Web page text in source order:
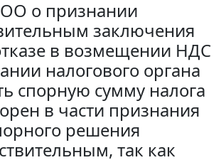
о признании
заключения
в возмещении НДС
налогового органа
спорную сумму налога
в части признания
решения
так как